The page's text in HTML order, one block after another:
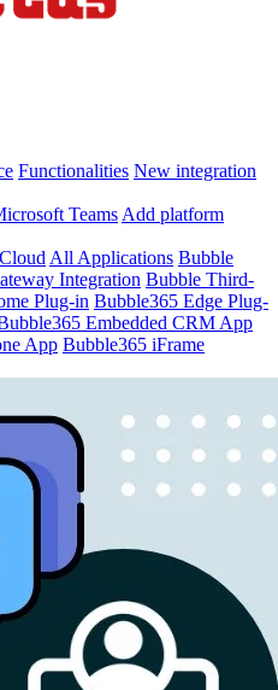
Functionalities New integration
Teams Add platform
All Applications Bubble
Integration Bubble Third-
Plug-in Bubble365 Edge Plug-
Embedded CRM App
App Bubble365 iFrame